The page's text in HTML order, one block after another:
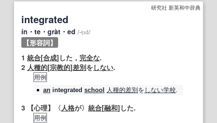
研究社 新英和中辞典
integrated
ín・te・gràt・ed /‐ṭɪd/
【形容詞】
1 統合[合成]した， 完全な.
2 人種的[宗教的]差別をしない.
用例
an integrated school 人種的差別をしない学校.
3 【心理】 〈人格が〉 統合[融和]した.
用例